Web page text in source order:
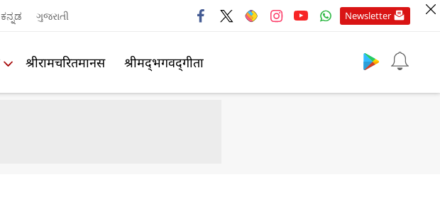
ಕನ್ನಡ ગુજરાતી Newsletter
श्रीरामचरितमानस श्रीमद्‍भगवद्‍गीता